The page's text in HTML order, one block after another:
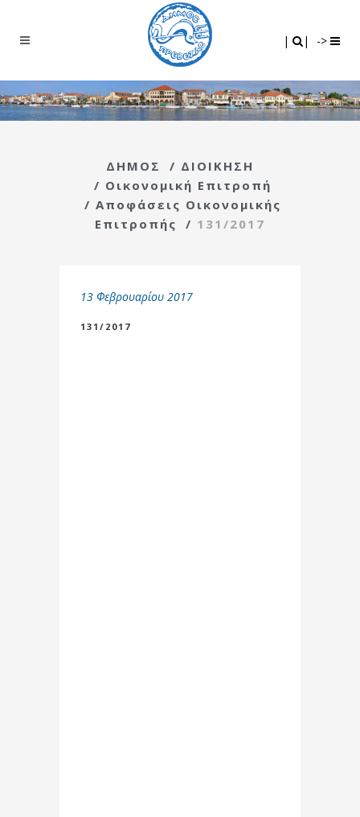
| | ->
ΔΗΜΟΣ / ΔΙΟΙΚΗΣΗ
/ Οικονομική Επιτροπή
/ Αποφάσεις Οικονομικής
Επιτροπής
/ 131/2017
13 Φεβρουαρίου 2017
131/2017